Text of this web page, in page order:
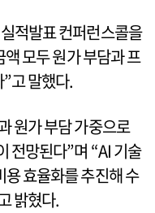
적발표 컨퍼런스콜을
모두 원가 부담과 프
고 말했다.
원가 부담 가중으로
전망된다”며 “AI 기술
효율화를 추진해 수
밝혔다.